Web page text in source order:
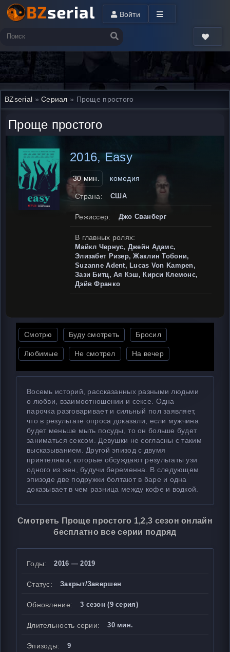
Войти
BZserial »Сериал » Проще простого
Проще простого
2016, Easy
30 мин. комедия
Страна: США
Режиссер: Джо Сванберг
В главных ролях:
Майкл Чернус, Джейн Адамс,
Элизабет Ризер, Жаклин Тобони,
Suzanne Adent, Lucas Von Kampen,
Зази Битц, Ая Кэш, Кирси Клемонс,
Дэйв Франко
Смотрю Буду смотреть Бросил
Любимые Не смотрел На вечер
Восемь историй, рассказанных разными людьми
о любви, взаимоотношении и сексе. Одна
парочка разговаривает и сильный пол заявляет,
что в результате опроса доказали, если мужчина
будет меньше мыть посуды, то он больше будет
заниматься сексом. Девушки не согласны с таким
высказыванием. Другой эпизод с двумя
приятелями, которые обсуждают результаты узи
одного из жен, будучи беременна. В следующем
эпизоде две подружки болтают в баре и одна
доказывает в чем разница между кофе и водкой.
Смотреть Проще простого 1,2,3 сезон онлайн
бесплатно все серии подряд
Годы: 2016 — 2019
Статус: Закрыт/Завершен
Обновление: 3 сезон (9 серия)
Длительность серии: 30 мин.
Эпизоды: 9